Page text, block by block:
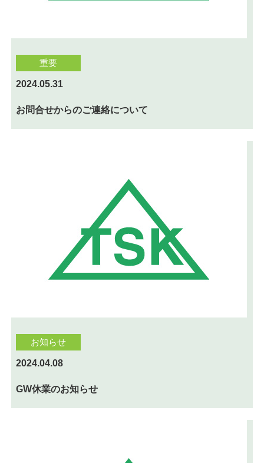
重要
2024.05.31
お問合せからのご連絡について
お知らせ
2024.04.08
GW休業のお知らせ